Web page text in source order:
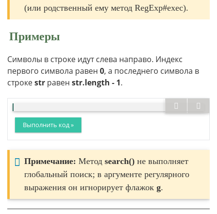
(или родственный ему метод RegExp#exec).
Примеры
Символы в строке идут слева направо. Индекс
первого символа равен 0, а последнего символа в
строкеstr равен str.length - 1.
Выполнить код »
Примечание: Метод search() не выполняет
глобальный поиск; в ар­гументе регулярного
выражения он игнорирует флажок g.